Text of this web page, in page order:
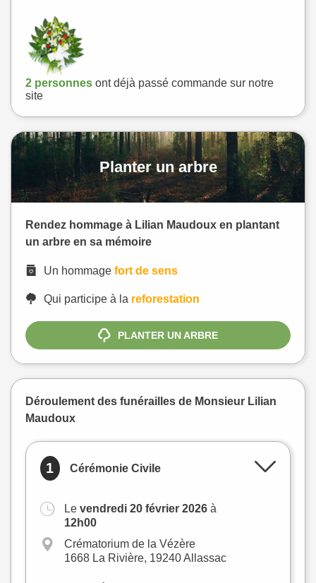
2 personnes ont déjà passé commande sur notre
site
Planter un arbre
Rendez hommage à Lilian Maudoux en plantant
un arbre en sa mémoire
Un hommage fort de sens
Qui participe à la reforestation
PLANTER UN ARBRE
Déroulement des funérailles de Monsieur Lilian
Maudoux
1 Cérémonie Civile
Le vendredi 20 février 2026 à
12h00
Crématorium de la Vézère
1668 La Rivière, 19240 Allassac